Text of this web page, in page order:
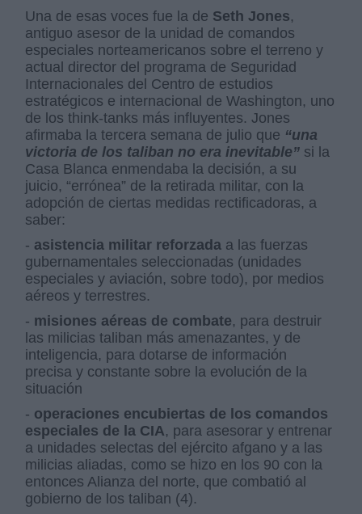
Una de esas voces fue la de Seth Jones,
antiguo asesor de la unidad de comandos
especiales norteamericanos sobre el terreno y
actual director del programa de Seguridad
Internacionales del Centro de estudios
estratégicos e internacional de Washington, uno
de los think-tanks más influyentes. Jones
afirmaba la tercera semana de julio que “una
victoria de los taliban no era inevitable” si la
Casa Blanca enmendaba la decisión, a su
juicio, “errónea” de la retirada militar, con la
adopción de ciertas medidas rectificadoras, a
saber:
- asistencia militar reforzada a las fuerzas
gubernamentales seleccionadas (unidades
especiales y aviación, sobre todo), por medios
aéreos y terrestres.
- misiones aéreas de combate, para destruir
las milicias taliban más amenazantes, y de
inteligencia, para dotarse de información
precisa y constante sobre la evolución de la
situación
- operaciones encubiertas de los comandos
especiales de la CIA, para asesorar y entrenar
a unidades selectas del ejército afgano y a las
milicias aliadas, como se hizo en los 90 con la
entonces Alianza del norte, que combatió al
gobierno de los taliban (4).